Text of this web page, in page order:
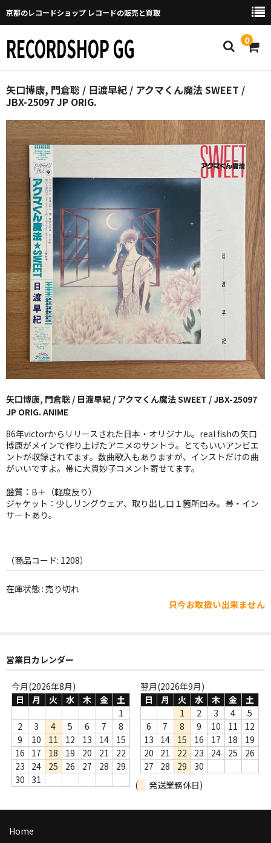
京都のレコードショップ レコードの販売と買取
RECORDSHOP GG 0
Home
GGについて
買取について
取り置きなどについて
Categories
New Arrivals
新譜
GG RECORD （当店のレーベル）
全商品
JAZZ-US
BLUE NOTE
JAZZ-EU
JAZZ-JP
JAZZ-VOCAL
J-POP
ROCK
FOLK,SSW
その他
7INC
Webのみ no.3
Webのみ no.4
売り切れ
Help
矢口博康, 門倉聡 / 日渡早紀 / アクマくん魔法 SWEET /
JBX-25097 JP ORIG.
矢口博康, 門倉聡 / 日渡早紀 / アクマくん魔法 SWEET / JBX-25097
JP ORIG. ANIME
86年victorからリリースされた日本・オリジナル。real fishの矢口
博康がメインで作り上げたアニメのサントラ。とてもいいアンビエ
ントが収録されてます。数曲歌入もありますが、インストだけの曲
がいいですよ。帯に大貫妙子コメント寄せてます。
盤質：B＋（軽度反り）
ジャケット：少しリングウェア、取り出し口１箇所凹み。帯・イン
サートあり。
（商品コード: 1208）
在庫状態 : 売り切れ
只今お取扱い出来ません
営業日カレンダー
今月(2026年8月)
日
月 火 水 木 金
土
1
2
3 4 5 6 7
8
9
10 11 12 13 14
15
16
17 18 19 20 21
22
23
24 25 26 27 28
29
30
31
翌月(2026年9月)
日
月 火 水 木 金
土
1
2 3 4
5
6
7 8 9 10 11
12
13
14 15 16 17 18
19
20
21 22 23 24 25
26
27
28 29
30
(
発送業務休日)
Home